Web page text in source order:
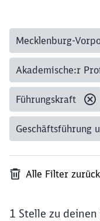
Gesetzte Filter:
Mecklenburg-
Akademische:r
Führungskraft
Geschäftsführung
1 Stelle zu
Alle Filter